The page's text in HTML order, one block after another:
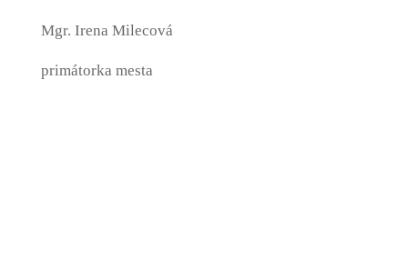
Mgr. Irena Milecová
primátorka mesta